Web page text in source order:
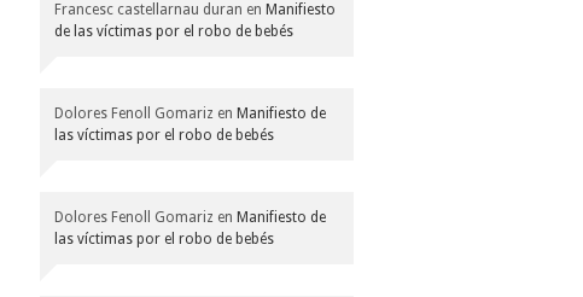
Francesc castellarnau duran en Manifiesto
de las víctimas por el robo de bebés
Dolores Fenoll Gomariz en Manifiesto de
las víctimas por el robo de bebés
Dolores Fenoll Gomariz en Manifiesto de
las víctimas por el robo de bebés